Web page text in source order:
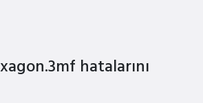
hatalarını